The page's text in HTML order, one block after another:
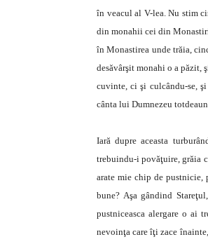
în veacul al V-lea. Nu stim
din monahii cei din
în Monastirea unde trăia,
desăvârşit monahi o a păzit,
cuvinte, ci şi culcându-se,
cânta lui Dumnezeu
Iară dupre aceasta
trebuindu-i povăţuire, grăia
arate mie chip de pustnicie,
bune? Aşa gândind
pustniceasca alergare o ai
nevoinţa care îţi zace